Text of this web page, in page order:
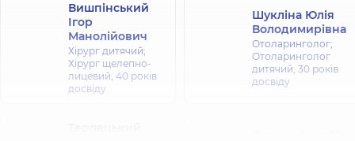
Вишпінський
Ігор
Манолійович
Хірург дитячий;
Хірург щелепно-
лицевий, 40 років
досвіду
Шукліна Юлія
Володимирівна
Отоларинголог;
Отоларинголог
дитячий, 30 років
досвіду